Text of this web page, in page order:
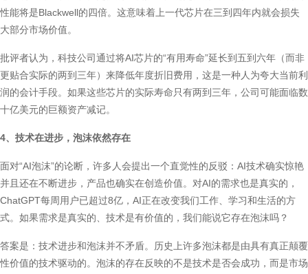
性能将是Blackwell的四倍。这意味着上一代芯片在三到四年内就会损失
大部分市场价值。
批评者认为，科技公司通过将AI芯片的“有用寿命”延长到五到六年（而非
更贴合实际的两到三年）来降低年度折旧费用，这是一种人为夸大当前利
润的会计手段。如果这些芯片的实际寿命只有两到三年，公司可能面临数
十亿美元的巨额资产减记。
4、技术在进步，泡沫依然存在
面对“AI泡沫”的论断，许多人会提出一个直觉性的反驳：AI技术确实惊艳
并且还在不断进步，产品也确实在创造价值。对AI的需求也是真实的，
ChatGPT每周用户已超过8亿，AI正在改变我们工作、学习和生活的方
式。如果需求是真实的、技术是有价值的，我们能说它存在泡沫吗？
答案是：技术进步和泡沫并不矛盾。历史上许多泡沫都是由具有真正颠覆
性价值的技术驱动的。泡沫的存在反映的不是技术是否会成功，而是市场